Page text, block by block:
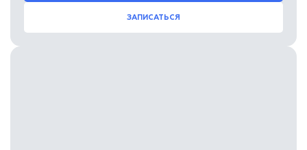
ЗАПИСАТЬСЯ